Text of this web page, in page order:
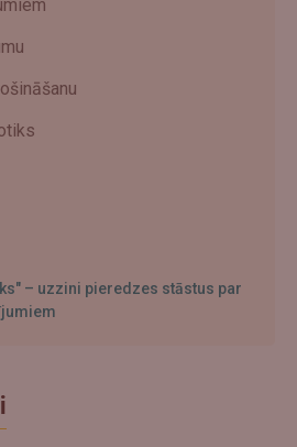
– uzzini pieredzes stāstus par